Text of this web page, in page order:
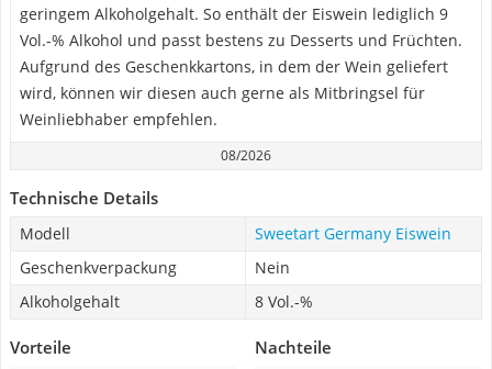
geringem Alkoholgehalt. So enthält der Eiswein lediglich 9
Vol.-% Alkohol und passt bestens zu Desserts und Früchten.
Aufgrund des Geschenkkartons, in dem der Wein geliefert
wird, können wir diesen auch gerne als Mitbringsel für
Weinliebhaber empfehlen.
08/2026
Technische Details
Modell
Sweetart Germany Eiswein
Geschenkverpackung
Nein
Alkoholgehalt
8 Vol.-%
Vorteile Nachteile